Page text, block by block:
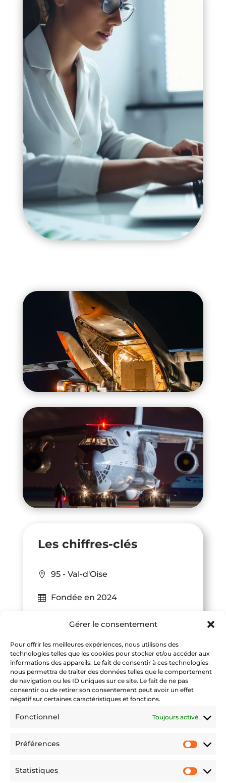
Gérer le consentement
Pour offrir les meilleures expériences, nous utilisons des
technologies telles que les cookies pour stocker et/ou accéder aux
informations des appareils. Le fait de consentir à ces technologies
nous permettra de traiter des données telles que le comportement
de navigation ou les ID uniques sur ce site. Le fait de ne pas
consentir ou de retirer son consentement peut avoir un effet
négatif sur certaines caractéristiques et fonctions.
Fonctionnel Toujours activé
Préférences
Statistiques
Les chiffres-clés
95 - Val-d'Oise
Fondée en 2024
1 agences
Transit
4 collaborateurs